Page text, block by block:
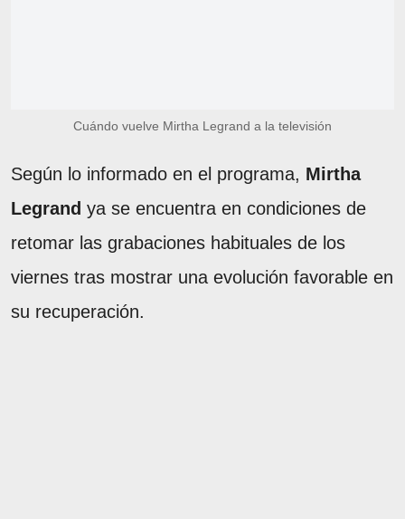
Cuándo vuelve Mirtha Legrand a la televisión
Según lo informado en el programa, Mirtha
Legrand ya se encuentra en condiciones de
retomar las grabaciones habituales de los
viernes tras mostrar una evolución favorable en
su recuperación.